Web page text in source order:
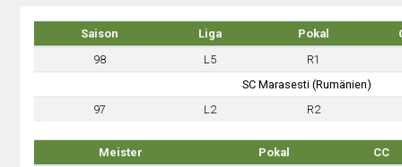
Saison Liga Pokal
98
L5 R1
SC Marasesti (Rumänien)
97
L2 R2
Meister Pokal CC